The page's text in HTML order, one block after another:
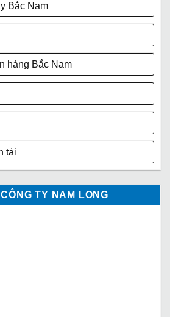
Bắc Nam
hàng Bắc Nam
tải
TY NAM LONG